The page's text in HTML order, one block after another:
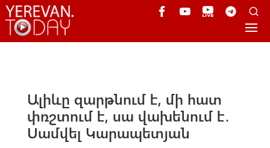
Ալիևը զարթնում է, մի հատ
փռշտում է, սա վախենում է․
Սամվել Կարապետյան